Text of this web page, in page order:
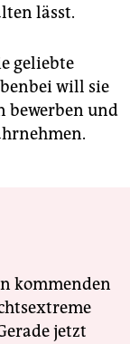
lässt.
geliebte
will sie
bewerben und
kommenden
jetzt